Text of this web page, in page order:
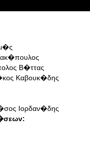
Β�ττας
Καβουκ�δης
Ιορδαν�δης